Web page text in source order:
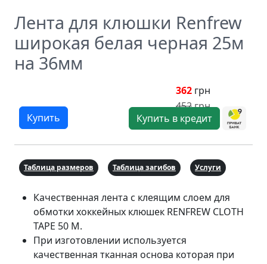
Лента для клюшки Renfrew
широкая белая черная 25м
на 36мм
362 грн
452грн
Купить
Купить в кредит
Таблица размеров Таблица загибов Услуги
Качественная лента с клеящим слоем для
обмотки хоккейных клюшек RENFREW CLOTH
TAPE 50 М.
При изготовлении используется
качественная тканная основа которая при